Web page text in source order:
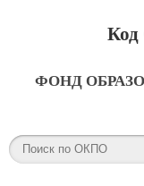
ФОНД